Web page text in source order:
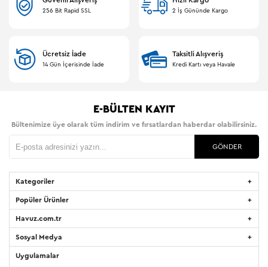
256 Bit Rapid SSL 2 İş Gününde Kargo
Ücretsiz İade
14 Gün İçerisinde İade
Taksitli Alışveriş
Kredi Kartı veya Havale
E-BÜLTEN KAYIT
Bültenimize üye olarak tüm indirim ve fırsatlardan haberdar olabilirsiniz.
GÖNDER
Kategoriler
Popüler Ürünler
Havuz.com.tr
Sosyal Medya
Uygulamalar